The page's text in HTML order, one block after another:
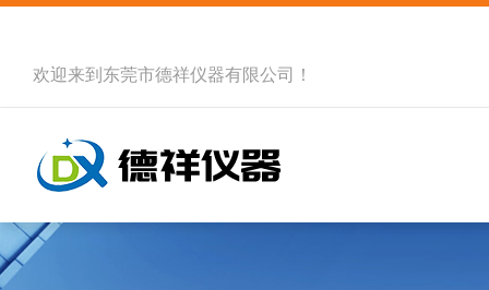
欢迎来到 东莞市德祥仪器有限公司 ！